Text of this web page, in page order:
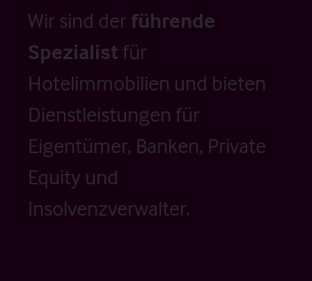
Wir sind der führende
Spezialistfür
Hotelimmobilien und bieten
Dienstleistungen für
Eigentümer, Banken, Private
Equity und
Insolvenzverwalter.